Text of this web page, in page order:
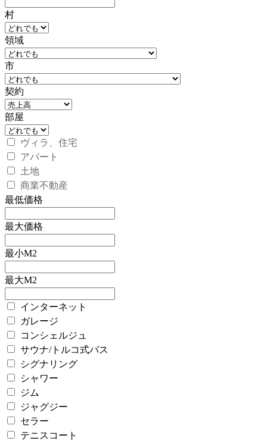
村
領域
市
契約
部屋
ヴィラ、住宅
アパート
土地
商業不動産
最低価格
最大価格
最小M2
最大M2
インターネット
ガレージ
コンシェルジュ
サウナ/トルコ式バス
シグナリング
シャワー
ジム
ジャグジー
セラー
テニスコート